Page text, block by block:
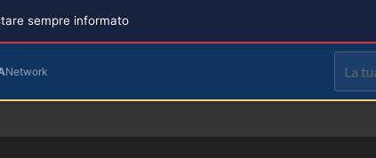
sempre informato
Network